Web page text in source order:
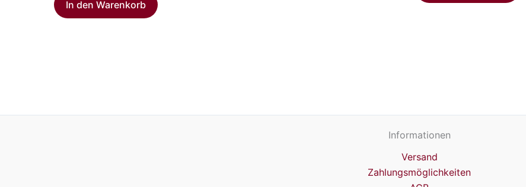
In den Warenkorb
Informationen
Versand
Zahlungsmöglichkeiten